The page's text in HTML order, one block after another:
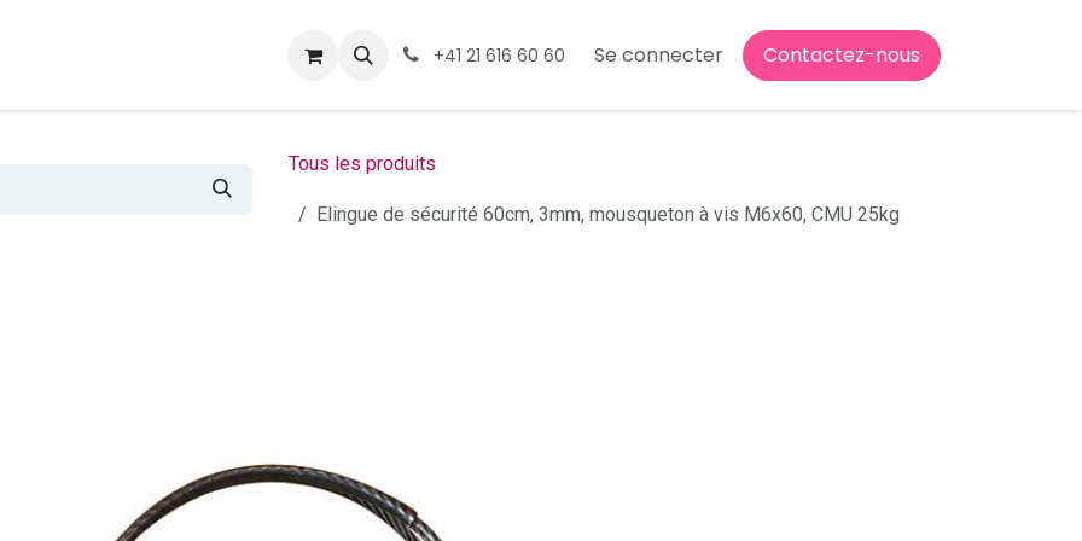
+41 21 616 60 60 Se connecter Contactez-nous
Tous les produits
Elingue de sécurité 60cm, 3mm, mousqueton à vis M6x60, CMU 25kg